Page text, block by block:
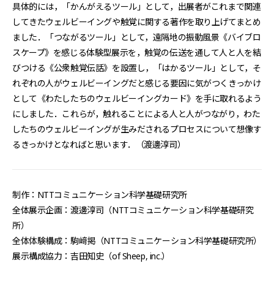
具体的には，「かんがえるツール」として，出展者がこれまで関連
してきたウェルビーイングや触覚に関する著作を取り上げてまとめ
ました．「つながるツール」として，遠隔地の振動風景《バイブロ
スケープ》を感じる体験型展示を，触覚の伝送を通して人と人を結
びつける《公衆触覚伝話》を設置し，「はかるツール」として，そ
れぞれの人がウェルビーイングだと感じる要因に気がつくきっかけ
として《わたしたちのウェルビーイングカード》を手に取れるよう
にしました．これらが，触れることによる人と人がつながり，わた
したちのウェルビーイングが生みだされるプロセスについて想像す
るきっかけとなればと思います．（渡邊淳司）
制作：NTTコミュニケーション科学基礎研究所
全体展示企画：渡邊淳司（NTTコミュニケーション科学基礎研究
所）
全体体験構成：駒﨑掲（NTTコミュニケーション科学基礎研究所）
展示構成協力：吉田知史（of Sheep, inc.）